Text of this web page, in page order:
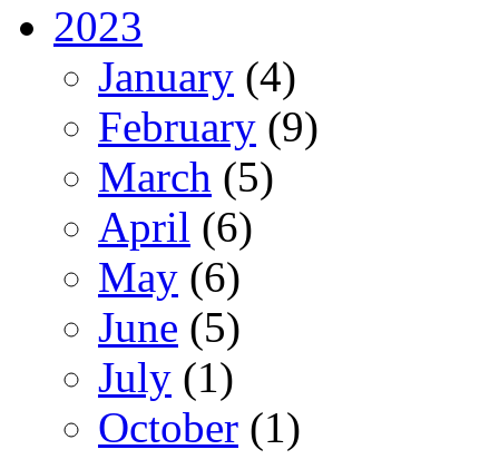
2023
January (4)
February (9)
March (5)
April (6)
May (6)
June (5)
July (1)
October (1)